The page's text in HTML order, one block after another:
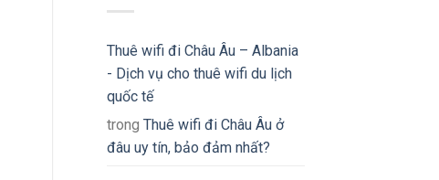
Thuê wifi đi Châu Âu – Albania
- Dịch vụ cho thuê wifi du lịch
quốc tế
trong Thuê wifi đi Châu Âu ở
đâu uy tín, bảo đảm nhất?